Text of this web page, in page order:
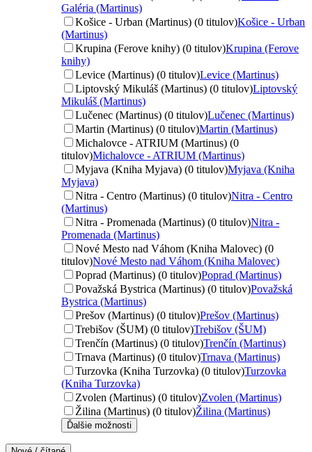
Galéria (Martinus)
Košice - Urban (Martinus) (0 titulov)Košice - Urban
(Martinus)
Krupina (Ferove knihy) (0 titulov)Krupina (Ferove
knihy)
Levice (Martinus) (0 titulov)Levice (Martinus)
Liptovský Mikuláš (Martinus) (0 titulov)Liptovský
Mikuláš (Martinus)
Lučenec (Martinus) (0 titulov)Lučenec (Martinus)
Martin (Martinus) (0 titulov)Martin (Martinus)
Michalovce - ATRIUM (Martinus) (0
titulov)Michalovce - ATRIUM (Martinus)
Myjava (Kniha Myjava) (0 titulov)Myjava (Kniha
Myjava)
Nitra - Centro (Martinus) (0 titulov)Nitra - Centro
(Martinus)
Nitra - Promenada (Martinus) (0 titulov)Nitra -
Promenada (Martinus)
Nové Mesto nad Váhom (Kniha Malovec) (0
titulov)Nové Mesto nad Váhom (Kniha Malovec)
Poprad (Martinus) (0 titulov)Poprad (Martinus)
Považská Bystrica (Martinus) (0 titulov)Považská
Bystrica (Martinus)
Prešov (Martinus) (0 titulov)Prešov (Martinus)
Trebišov (ŠUM) (0 titulov)Trebišov (ŠUM)
Trenčín (Martinus) (0 titulov)Trenčín (Martinus)
Trnava (Martinus) (0 titulov)Trnava (Martinus)
Turzovka (Kniha Turzovka) (0 titulov)Turzovka
(Kniha Turzovka)
Zvolen (Martinus) (0 titulov)Zvolen (Martinus)
Žilina (Martinus) (0 titulov)Žilina (Martinus)
Ďalšie možnosti